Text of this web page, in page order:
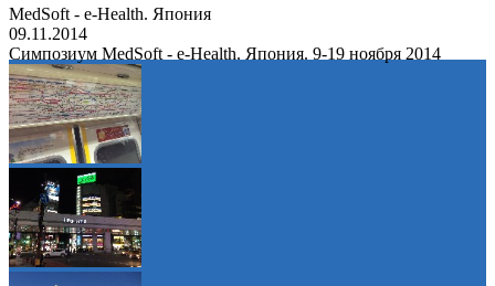
MedSoft - e-Health. Япония
09.11.2014
Симпозиум MedSoft - e-Health. Япония. 9-19 ноября 2014